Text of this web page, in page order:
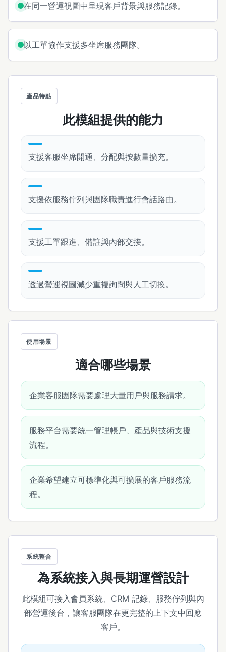
在同一營運視圖中呈現客戶背景與服務記錄。
以工單協作支援多坐席服務團隊。
產品特點
此模組提供的能力
支援客服坐席開通、分配與按數量擴充。
支援依服務佇列與團隊職責進行會話路由。
支援工單跟進、備註與內部交接。
透過營運視圖減少重複詢問與人工切換。
使用場景
適合哪些場景
企業客服團隊需要處理大量用戶與服務請求。
服務平台需要統一管理帳戶、產品與技術支援
流程。
企業希望建立可標準化與可擴展的客戶服務流
程。
系統整合
為系統接入與長期運營設計
此模組可接入會員系統、CRM 記錄、服務佇列與內
部營運後台，讓客服團隊在更完整的上下文中回應
客戶。